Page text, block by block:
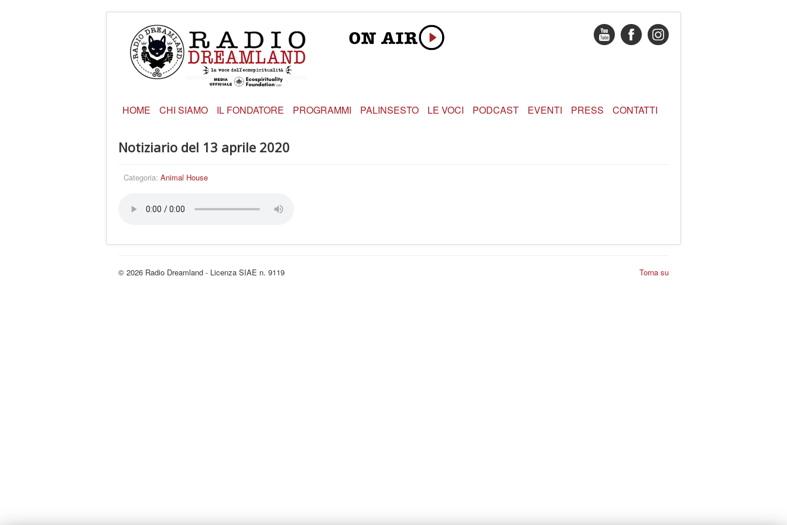
HOME CHI SIAMO IL FONDATORE PROGRAMMI PALINSESTO LE VOCI PODCAST EVENTI PRESS CONTATTI
Notiziario del 13 aprile 2020
Categoria: Animal House
Torna su
© 2026 Radio Dreamland - Licenza SIAE n. 9119